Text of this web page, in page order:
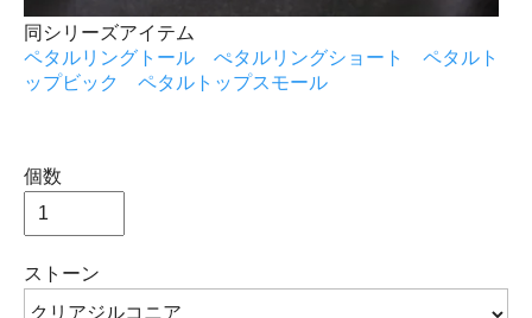
同シリーズアイテム
ペタルリングトール
ぺタルリングショート
ペタルト
ップビック
ペタルトップスモール
個数
ストーン